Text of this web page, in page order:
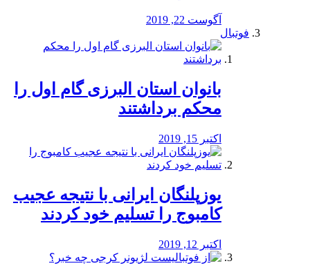
آگوست 22, 2019
فوتبال
بانوان استان البرزی گام اول را
محكم برداشتند
اکتبر 15, 2019
یوزپلنگان ایرانی با نتیجه عجیب
کامبوج را تسلیم خود کردند
اکتبر 12, 2019